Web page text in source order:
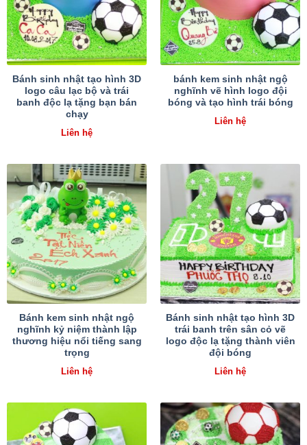
Bánh sinh nhật tạo hình 3D
logo câu lạc bộ và trái
banh độc lạ tặng bạn bán
chạy
Liên hệ
bánh kem sinh nhật ngộ
nghĩnh vẽ hình logo đội
bóng và tạo hình trái bóng
Liên hệ
Bánh kem sinh nhật ngộ
nghĩnh kỷ niệm thành lập
thương hiệu nổi tiếng sang
trọng
Liên hệ
Bánh sinh nhật tạo hình 3D
trái banh trên sân cỏ vẽ
logo độc lạ tặng thành viên
đội bóng
Liên hệ